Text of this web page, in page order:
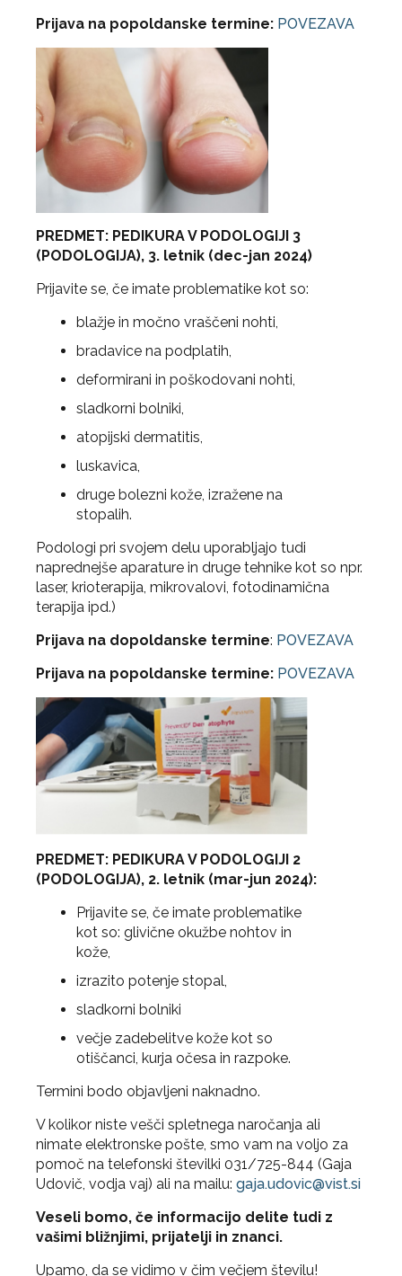
Prijava na popoldanske termine: POVEZAVA
PREDMET: PEDIKURA V PODOLOGIJI 3
(PODOLOGIJA), 3. letnik (dec-jan 2024)
Prijavite se, če imate problematike kot so:
blažje in močno vraščeni nohti,
bradavice na podplatih,
deformirani in poškodovani nohti,
sladkorni bolniki,
atopijski dermatitis,
luskavica,
druge bolezni kože, izražene na
stopalih.
Podologi pri svojem delu uporabljajo tudi
naprednejše aparature in druge tehnike kot so npr.
laser, krioterapija, mikrovalovi, fotodinamična
terapija ipd.)
Prijava na dopoldanske termine: POVEZAVA
Prijava na popoldanske termine: POVEZAVA
PREDMET: PEDIKURA V PODOLOGIJI 2
(PODOLOGIJA), 2. letnik (mar-jun 2024):
Prijavite se, če imate problematike
kot so: glivične okužbe nohtov in
kože,
izrazito potenje stopal,
sladkorni bolniki
večje zadebelitve kože kot so
otiščanci, kurja očesa in razpoke.
Termini bodo objavljeni naknadno.
V kolikor niste vešči spletnega naročanja ali
nimate elektronske pošte, smo vam na voljo za
pomoč na telefonski številki 031/725-844 (Gaja
Udovič, vodja vaj) ali na mailu: gaja.udovic@vist.si
Veseli bomo, če informacijo delite tudi z
vašimi bližnjimi, prijatelji in znanci.
Upamo, da se vidimo v čim večjem številu!